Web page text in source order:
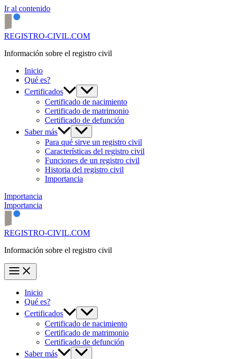
Ir al contenido
REGISTRO-CIVIL.COM
Información sobre el registro civil
Inicio
Qué es?
Certificados
Certificado de nacimiento
Certificado de matrimonio
Certificado de defunción
Saber más
Para qué sirve un registro civil
Características del registro civil
Funciones de un registro civil
Historia del registro civil
Importancia
Importancia
Importancia
REGISTRO-CIVIL.COM
Información sobre el registro civil
Inicio
Qué es?
Certificados
Certificado de nacimiento
Certificado de matrimonio
Certificado de defunción
Saber más